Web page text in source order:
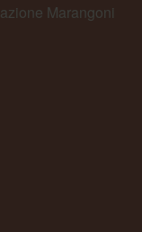
Marangoni